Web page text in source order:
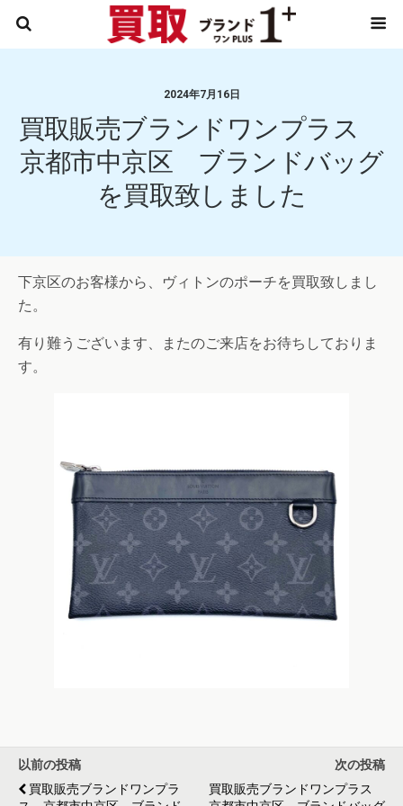
2024年7月16日
買取販売ブランドワンプラス
京都市中京区 ブランドバッグ
を買取致しました
下京区のお客様から、ヴィトンのポーチを買取致しまし
た。
有り難うございます、またのご来店をお待ちしておりま
す。
以前の投稿
買取販売ブランドワンプラ
次の投稿
買取販売ブランドワンプラス